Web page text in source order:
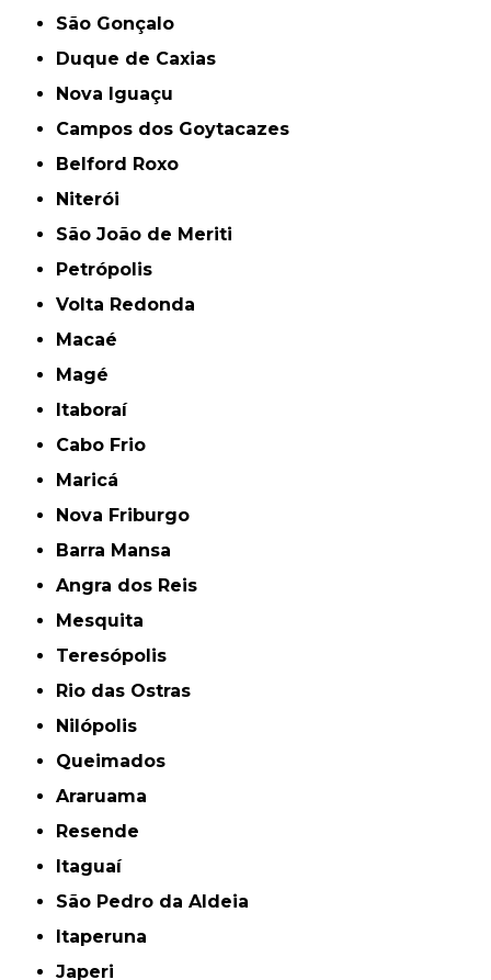
São Gonçalo
Duque de Caxias
Nova Iguaçu
Campos dos Goytacazes
Belford Roxo
Niterói
São João de Meriti
Petrópolis
Volta Redonda
Macaé
Magé
Itaboraí
Cabo Frio
Maricá
Nova Friburgo
Barra Mansa
Angra dos Reis
Mesquita
Teresópolis
Rio das Ostras
Nilópolis
Queimados
Araruama
Resende
Itaguaí
São Pedro da Aldeia
Itaperuna
Japeri